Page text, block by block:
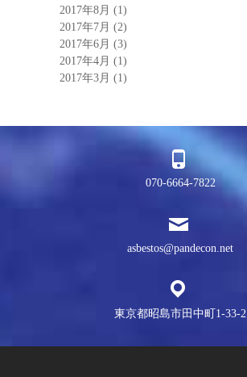
2017年8月 (1)
2017年7月 (2)
2017年6月 (3)
2017年4月 (1)
2017年3月 (1)
070-6664-7822
asbestos@pandecon.net
東京都昭島市田中町1-33-2